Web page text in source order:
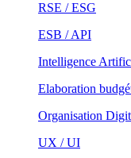
RSE / ESG
ESB / API
Intelligence
Elaboration
Organisation
UX / UI